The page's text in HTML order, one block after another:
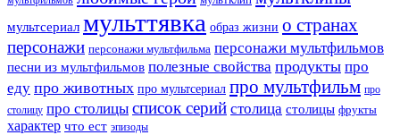
мультсериал мульттявка образ жизни о странах
персонажи персонажи мультфильма персонажи мультфильмов
песни из мультфильмов полезные свойства продукты про
еду про животных про мультсериал про мультфильм про
столицу про столицы список серий столица столицы фрукты
характер что ест эпизоды